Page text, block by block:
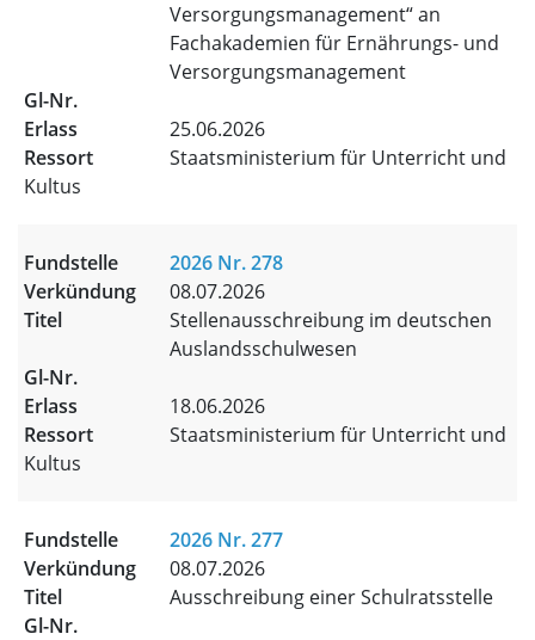
Versorgungsmanagement“ an
Fachakademien für Ernährungs- und
Versorgungsmanagement
25.06.2026
Staatsministerium für Unterricht und
Kultus
2026 Nr. 278
08.07.2026
Stellenausschreibung im deutschen
Auslandsschulwesen
18.06.2026
Staatsministerium für Unterricht und
Kultus
2026 Nr. 277
08.07.2026
Ausschreibung einer Schulratsstelle